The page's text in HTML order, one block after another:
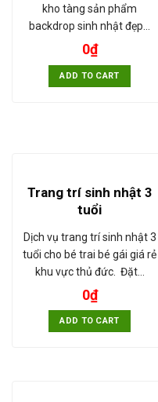
kho tàng sản phẩm
backdrop sinh nhật đẹp…
0₫
ADD TO CART
Trang trí sinh nhật 3
tuổi
Dịch vụ trang trí sinh nhật 3
tuổi cho bé trai bé gái giá rẻ
khu vực thủ đức. Đặt…
0₫
ADD TO CART